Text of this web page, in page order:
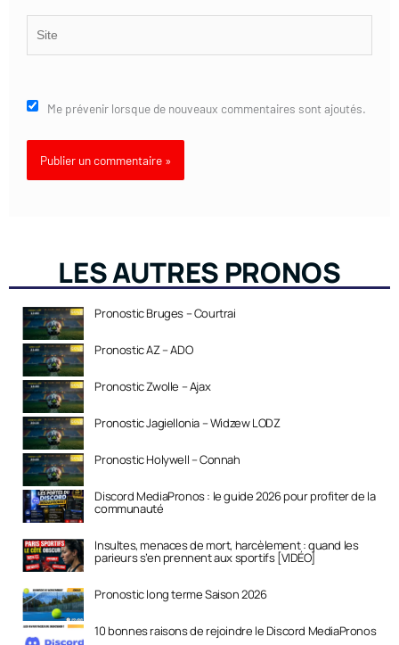
Me prévenir lorsque de nouveaux commentaires sont ajoutés.
LES AUTRES PRONOS
Pronostic Bruges – Courtrai
Pronostic AZ – ADO
Pronostic Zwolle – Ajax
Pronostic Jagiellonia – Widzew LODZ
Pronostic Holywell – Connah
Discord MediaPronos : le guide 2026 pour profiter de la
communauté
Insultes, menaces de mort, harcèlement : quand les
parieurs s’en prennent aux sportifs [VIDÉO]
Pronostic long terme Saison 2026
10 bonnes raisons de rejoindre le Discord MediaPronos